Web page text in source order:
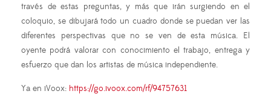
través de estas preguntas, y más que irán surgiendo en el
coloquio, se dibujará todo un cuadro donde se puedan ver las
diferentes perspectivas que no se ven de esta música. El
oyente podrá valorar con conocimiento el trabajo, entrega y
esfuerzo que dan los artistas de música independiente.
Ya en iVoox: https://go.ivoox.com/rf/94757631